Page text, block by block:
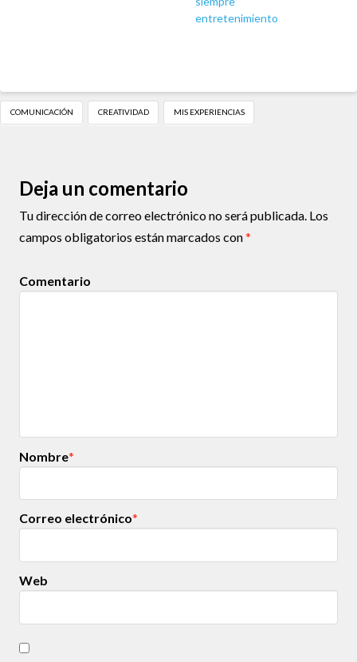
entretenimiento
COMUNICACIÓN CREATIVIDAD MIS EXPERIENCIAS
Deja un comentario
Tu dirección de correo electrónico no será publicada. Los
campos obligatorios están marcados con*
Comentario
Nombre*
Correo electrónico*
Web